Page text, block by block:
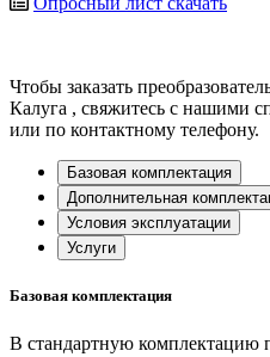
Чтобы заказать
Калуга , свяжитесь с нашими
или по контактному телефону.
Базовая комплектация
Дополнительная
Условия эксплуатации
Услуги
Базовая комплектация
В стандартную комплектацию